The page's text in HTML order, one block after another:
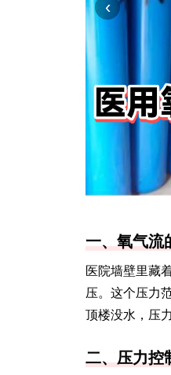
‹
一、氧气流
医院墙壁里藏
压。这个压力
顶楼没水，压
二、压力控